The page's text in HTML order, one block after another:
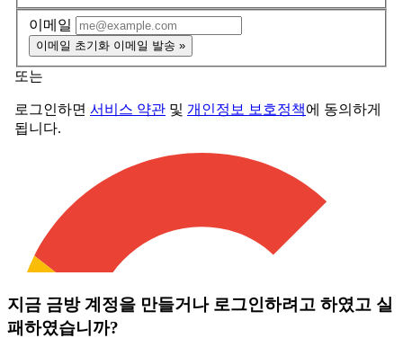
지금 금방 계정을 만들거나 로그인하려고 하였고 실
패하였습니까?